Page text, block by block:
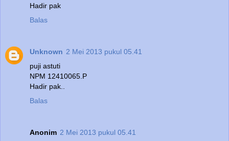
Hadir pak
Balas
Unknown 2 Mei 2013 pukul 05.41
puji astuti
NPM 12410065.P
Hadir pak..
Balas
Anonim 2 Mei 2013 pukul 05.41